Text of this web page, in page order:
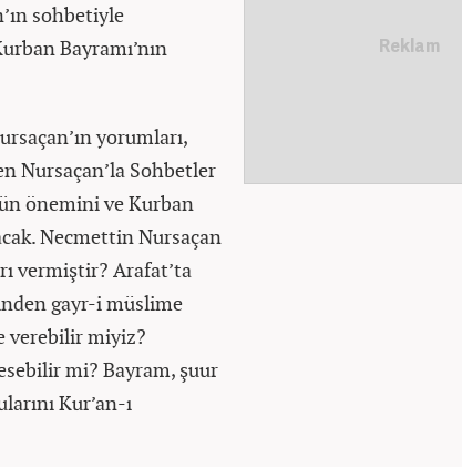
sohbetiyle
Bayramı’nın
yorumları,
Nursaçan’la Sohbetler
önemini ve Kurban
Necmettin Nursaçan
vermiştir? Arafat’ta
gayr-i müslime
verebilir miyiz?
mi? Bayram, şuur
Kur’an-ı